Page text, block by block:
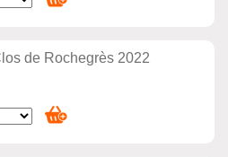
de Rochegrès 2022